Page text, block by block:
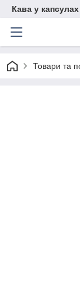
Кава у капсулах
Товари та